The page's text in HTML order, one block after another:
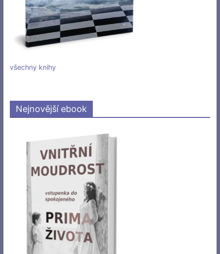
všechny knihy
Nejnovější ebook